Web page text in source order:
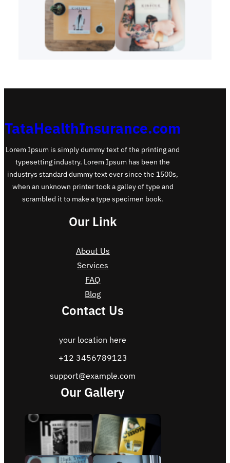
TataHealthInsurance.com
Lorem Ipsum is simply dummy text of the printing and
typesetting industry. Lorem Ipsum has been the
industrys standard dummy text ever since the 1500s,
when an unknown printer took a galley of type and
scrambled it to make a type specimen book.
Our Link
About Us
Services
FAQ
Blog
Contact Us
your location here
+12 3456789123
support@example.com
Our Gallery